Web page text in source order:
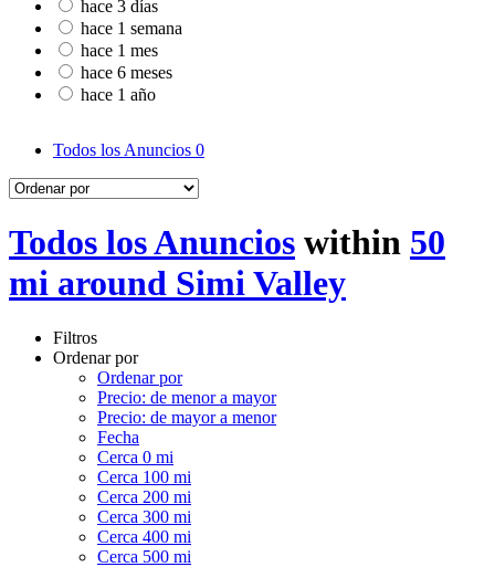
hace 3 días
hace 1 semana
hace 1 mes
hace 6 meses
hace 1 año
Todos los Anuncios 0
Todos los Anuncios within 50
mi around Simi Valley
Filtros
Ordenar por
Ordenar por
Precio: de menor a mayor
Precio: de mayor a menor
Fecha
Cerca 0 mi
Cerca 100 mi
Cerca 200 mi
Cerca 300 mi
Cerca 400 mi
Cerca 500 mi